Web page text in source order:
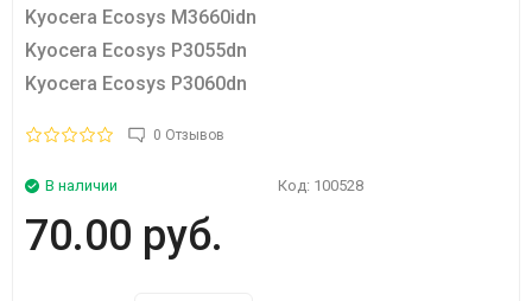
Kyocera Ecosys M3660idn
Kyocera Ecosys P3055dn
Kyocera Ecosys P3060dn
0 Отзывов
В наличии Код: 100528
70.00 руб.